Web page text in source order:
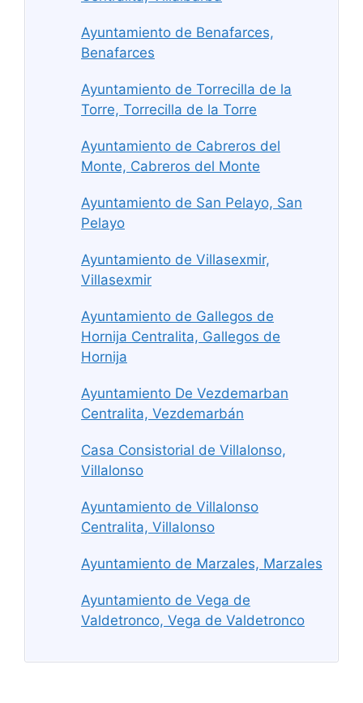
Ayuntamiento de Benafarces,
Benafarces
Ayuntamiento de Torrecilla de la
Torre, Torrecilla de la Torre
Ayuntamiento de Cabreros del
Monte, Cabreros del Monte
Ayuntamiento de San Pelayo, San
Pelayo
Ayuntamiento de Villasexmir,
Villasexmir
Ayuntamiento de Gallegos de
Hornija Centralita, Gallegos de
Hornija
Ayuntamiento De Vezdemarban
Centralita, Vezdemarbán
Casa Consistorial de Villalonso,
Villalonso
Ayuntamiento de Villalonso
Centralita, Villalonso
Ayuntamiento de Marzales, Marzales
Ayuntamiento de Vega de
Valdetronco, Vega de Valdetronco